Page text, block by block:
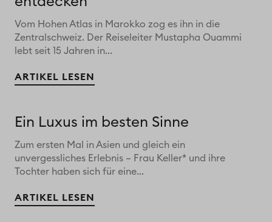
Vom Hohen Atlas in Marokko zog es ihn in die
Zentralschweiz. Der Reiseleiter Mustapha Ouammi
lebt seit 15 Jahren in...
ARTIKEL LESEN
Ein Luxus im besten Sinne
Zum ersten Mal in Asien und gleich ein
unvergessliches Erlebnis – Frau Keller* und ihre
Tochter haben sich für eine...
ARTIKEL LESEN